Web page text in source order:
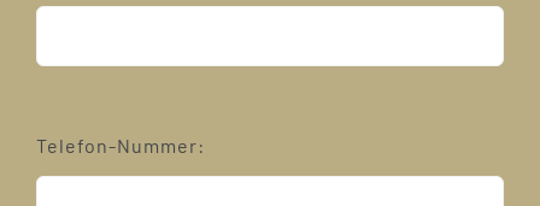
Telefon-Nummer: